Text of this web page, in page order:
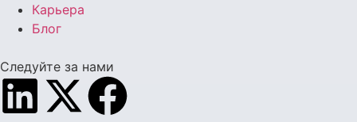
Карьера
Блог
Следуйте за нами